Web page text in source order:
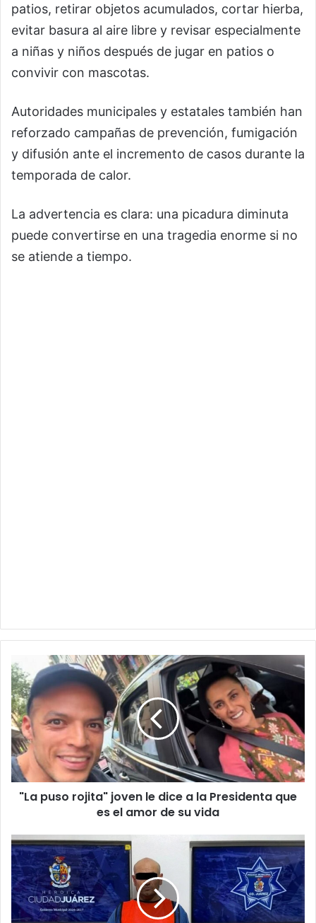
patios, retirar objetos acumulados, cortar hierba,
evitar basura al aire libre y revisar especialmente
a niñas y niños después de jugar en patios o
convivir con mascotas.
Autoridades municipales y estatales también han
reforzado campañas de prevención, fumigación
y difusión ante el incremento de casos durante la
temporada de calor.
La advertencia es clara: una picadura diminuta
puede convertirse en una tragedia enorme si no
se atiende a tiempo.
"La
puso
rojita"
joven
le
dice
a
la
Presidenta
que
amor
de
su
vida
"La puso rojita" joven le dice a la Presidenta que
es el amor de su vida
Capturan
a
dos
hombres
acusados
de